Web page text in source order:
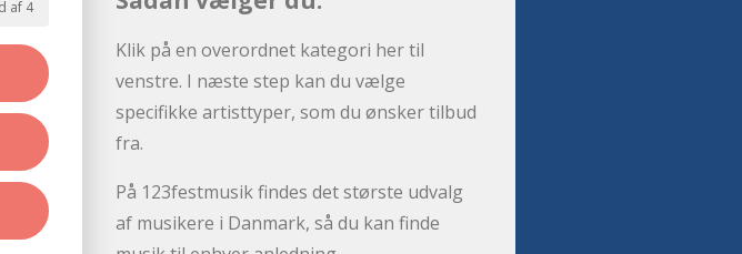
af 4
Klik på en overordnet kategori her til
venstre. I næste step kan du vælge
specifikke artisttyper, som du ønsker tilbud
fra.
På 123festmusik findes det største udvalg
af musikere i Danmark, så du kan finde